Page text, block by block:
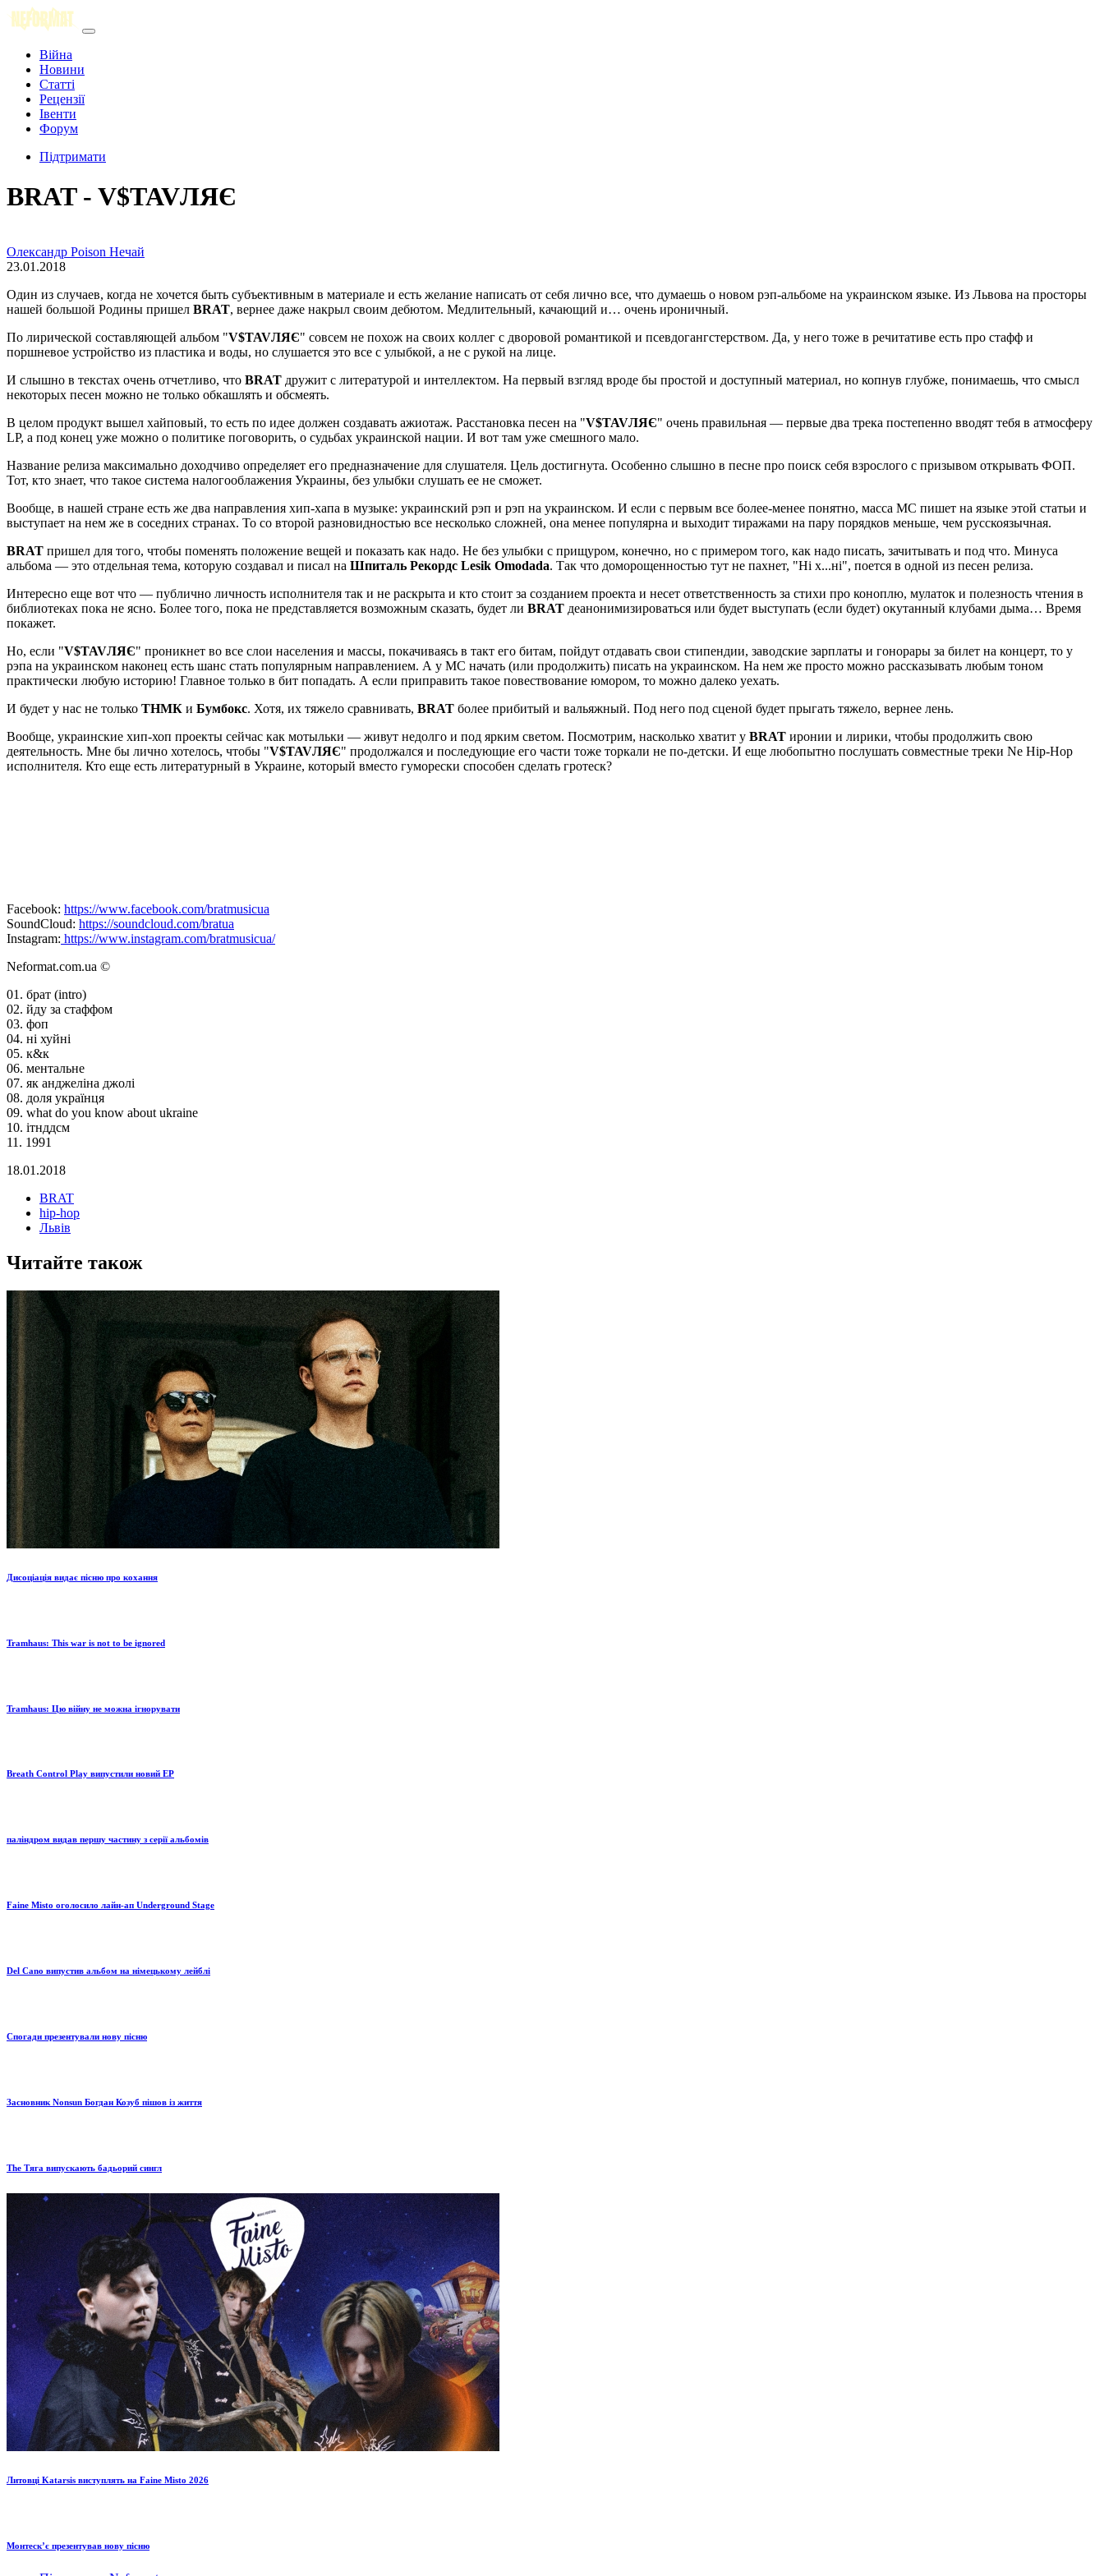
Війна
Новини
Статті
Рецензії
Івенти
Форум
Підтримати
BRAT - V​$​TAVЛЯЄ
Олександр Poison Нечай
23.01.2018
Один из случаев, когда не хочется быть субъективным в материале и есть желание написать от себя лично все, что думаешь о новом рэп-альбоме на украинском языке. Из Львова на просторы
нашей большой Родины пришел BRAT, вернее даже накрыл своим дебютом. Медлительный, качающий и… очень ироничный.
По лирической составляющей альбом "V​$​TAVЛЯЄ" совсем не похож на своих коллег с дворовой романтикой и псевдогангстерством. Да, у него тоже в речитативе есть про стафф и
поршневое устройство из пластика и воды, но слушается это все с улыбкой, а не с рукой на лице.
И слышно в текстах очень отчетливо, что BRAT дружит с литературой и интеллектом. На первый взгляд вроде бы простой и доступный материал, но копнув глубже, понимаешь, что смысл
некоторых песен можно не только обкашлять и обсмеять.
В целом продукт вышел хайповый, то есть по идее должен создавать ажиотаж. Расстановка песен на "V​$​TAVЛЯЄ" очень правильная — первые два трека постепенно вводят тебя в атмосферу
LP, а под конец уже можно о политике поговорить, о судьбах украинской нации. И вот там уже смешного мало.
Название релиза максимально доходчиво определяет его предназначение для слушателя. Цель достигнута. Особенно слышно в песне про поиск себя взрослого с призывом открывать ФОП.
Тот, кто знает, что такое система налогооблажения Украины, без улыбки слушать ее не сможет.
Вообще, в нашей стране есть же два направления хип-хапа в музыке: украинский рэп и рэп на украинском. И если с первым все более-менее понятно, масса МС пишет на языке этой статьи и
выступает на нем же в соседних странах. То со второй разновидностью все несколько сложней, она менее популярна и выходит тиражами на пару порядков меньше, чем русскоязычная.
BRAT пришел для того, чтобы поменять положение вещей и показать как надо. Не без улыбки с прищуром, конечно, но с примером того, как надо писать, зачитывать и под что. Минуса
альбома — это отдельная тема, которую создавал и писал на Шпиталь Рекордс Lesik Omodada. Так что доморощенностью тут не пахнет, "Ні х...ні", поется в одной из песен релиза.
Интересно еще вот что — публично личность исполнителя так и не раскрыта и кто стоит за созданием проекта и несет ответственность за стихи про коноплю, мулаток и полезность чтения в
библиотеках пока не ясно. Более того, пока не представляется возможным сказать, будет ли BRAT деанонимизироваться или будет выступать (если будет) окутанный клубами дыма… Время
покажет.
Но, если "V​$TAVЛЯЄ" проникнет во все слои населения и массы, покачиваясь в такт его битам, пойдут отдавать свои стипендии, заводские зарплаты и гонорары за билет на концерт, то у
рэпа на украинском наконец есть шанс стать популярным направлением. А у МС начать (или продолжить) писать на украинском. На нем же просто можно рассказывать любым тоном
практически любую историю! Главное только в бит попадать. А если приправить такое повествование юмором, то можно далеко уехать.
И будет у нас не только ТНМК и Бумбокс. Хотя, их тяжело сравнивать, BRAT более прибитый и вальяжный. Под него под сценой будет прыгать тяжело, вернее лень.
Вообще, украинские хип-хоп проекты сейчас как мотыльки — живут недолго и под ярким светом. Посмотрим, насколько хватит у BRAT иронии и лирики, чтобы продолжить свою
деятельность. Мне бы лично хотелось, чтобы "V​$​TAVЛЯЄ" продолжался и последующие его части тоже торкали не по-детски. И еще любопытно послушать совместные треки Ne Hip-Hop
исполнителя. Кто еще есть литературный в Украине, который вместо гуморески способен сделать гротеск?
Facebook: https://www.facebook.com/bratmusicua
SoundСloud: https://soundcloud.com/bratua
Instagram: https://www.instagram.com/bratmusicua/
Neformat.com.ua ©
01. брат (intro)
02. йду за стаффом
03. фоп
04. ні хуйні
05. к&к
06. ментальне
07. як анджеліна джолі
08. доля українця
09. what do you know about ukraine
10. ітнддсм
11. 1991
18.01.2018
BRAT
hip-hop
Львів
Читайте також
Дисоціація видає пісню про кохання
Tramhaus: Тhis war is not to be ignored
Tramhaus: Цю війну не можна ігнорувати
Breath Control Play випустили новий EP
паліндром видав першу частину з серії альбомів
Faine Misto оголосило лайн-ап Underground Stage
Del Cano випустив альбом на німецькому лейблі
Спогади презентували нову пісню
Засновник Nonsun Богдан Козуб пішов із життя
The Тяга випускають бадьорий сингл
Литовці Katarsis виступлять на Faine Misto 2026
Монтескʼє презентував нову пісню